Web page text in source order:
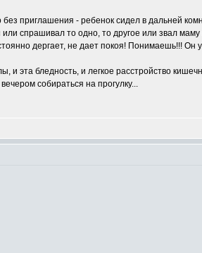
приглашения - ребенок сидел в дальней
спрашивал то одно, то другое или звал маму
дергает, не дает покоя! Понимаешь!!! Он
и эта бледность, и легкое расстройство
собираться на прогулку...